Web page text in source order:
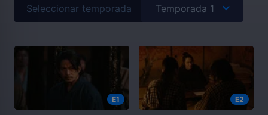
Seleccionar temporada
E1 E2